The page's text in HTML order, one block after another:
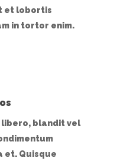
et lobortis
in tortor enim.
libero, blandit vel
et. Quisque